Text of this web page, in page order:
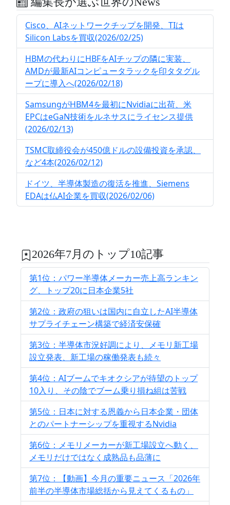
Cisco、AIネットワークチップを開発、TIは
Silicon Labsを買収(2026/02/25)
HBMの代わりにHBFをAIチップの隣に実装、
AMDが最新AIコンピュータラックを印タタグル
ープに導入へ(2026/02/18)
SamsungがHBM4を最初にNvidiaに出荷、米
EPCはeGaN技術をルネサスにライセンス提供
(2026/02/13)
TSMC取締役会が450億ドルの設備投資を承認、
など4本(2026/02/12)
ドイツ、半導体製造の復活を推進、Siemens
EDAは仏AI企業を買収(2026/02/06)
2026年7月のトップ10記事
第1位：パワー半導体メーカー売上高ランキン
グ、トップ20に日本企業5社
第2位：政府の狙いは国内に自立したAI半導体
サプライチェーン構築で経済安保確
第3位：半導体市況好調により、メモリ新工場
設立発表、新工場の稼働発表も続々
第4位：AIブームでキオクシアが待望のトップ
10入り、その陰でブーム乗り損ね組は苦戦
第5位：日本に対する恩義から日本企業・団体
とのパートナーシップを重視するNvidia
第6位：メモリメーカーが新工場設立へ動く、
メモリだけではなく成熟品も品薄に
第7位：【動画】今月の重要ニュース「2026年
前半の半導体市場総括から見えてくるもの」